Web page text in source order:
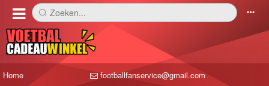
󰅼 Zoeken... 󰄒
Home footballfanservice@gmail.com